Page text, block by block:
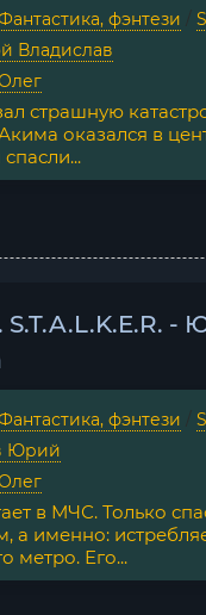
фэнтези
Владислав
страшную
оказался в
-
фэнтези
Юрий
в МЧС. Только
именно:
метро. Его...